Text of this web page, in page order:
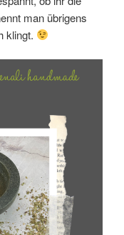
man übrigens
klingt.